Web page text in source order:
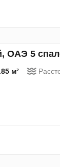
ОАЭ 5
м²